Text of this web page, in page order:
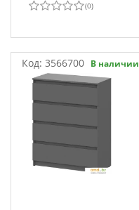
(0)
Код: 3566700 В наличии